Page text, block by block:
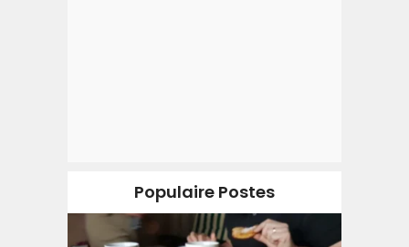
Populaire Postes